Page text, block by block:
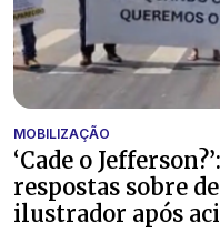
MOBILIZAÇÃO
‘Cade o
respostas sobre
ilustrador após